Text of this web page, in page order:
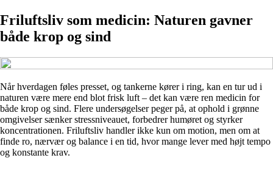
Friluftsliv som medicin: Naturen gavner
både krop og sind
Når hverdagen føles presset, og tankerne kører i ring, kan en tur ud i
naturen være mere end blot frisk luft – det kan være ren medicin for
både krop og sind. Flere undersøgelser peger på, at ophold i grønne
omgivelser sænker stressniveauet, forbedrer humøret og styrker
koncentrationen. Friluftsliv handler ikke kun om motion, men om at
finde ro, nærvær og balance i en tid, hvor mange lever med højt tempo
og konstante krav.